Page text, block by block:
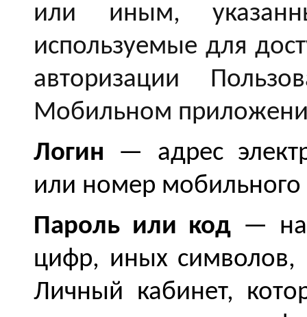
или иным,
используемые для
авторизации
Мобильном
Логин — адрес
или номер мобильного
Пароль или код —
цифр, иных символов,
Личный кабинет,